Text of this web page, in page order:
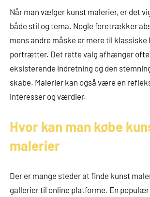
Når man vælger kunst malerier, er det
både stil og tema. Nogle foretrækker
mens andre måske er mere til
portrætter. Det rette valg afhænger ofte
eksisterende indretning og den
skabe. Malerier kan også være en
interesser og værdier.
Hvor kan man købe
malerier
Der er mange steder at finde kunst
gallerier til online platforme. En